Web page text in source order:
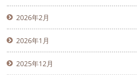
2026年2月
2026年1月
2025年12月